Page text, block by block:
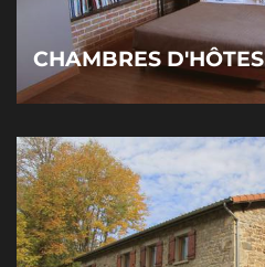
CHAMBRES D'HÔTES